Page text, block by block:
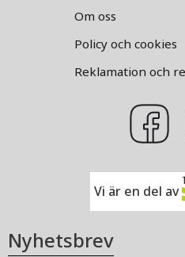
Om oss
Policy och cookies
Reklamation och
Vi är en del av
Nyhetsbrev